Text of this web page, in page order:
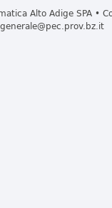
Alto Adige SPA •